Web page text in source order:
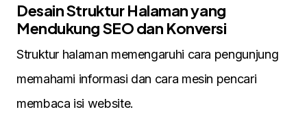
Desain Struktur Halaman yang
Mendukung SEO dan Konversi
Struktur halaman memengaruhi cara pengunjung
memahami informasi dan cara mesin pencari
membaca isi website.